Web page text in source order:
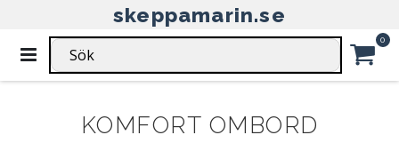
skeppamarin.se
Växla
Nav
0
KOMFORT OMBORD KLIMATANLÄGGNING
KLIMATANLÄGGNING -
KOMFORT OMBORD